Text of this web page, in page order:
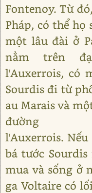
Fontenoy. Từ
Pháp, có thể họ
một lâu đài ở
nằm trên
l'Auxerrois, có
Sourdis đi từ
au Marais và
đường
l'Auxerrois.
bá tước
mua và sống ở
ga Voltaire có